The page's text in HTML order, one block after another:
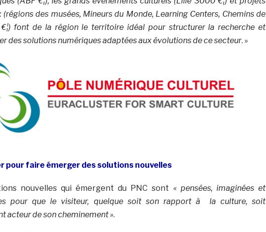
(régions des musées, Mineurs du Monde, Learning Centers, Chemins de
font de la région le territoire idéal pour structurer la recherche et
des solutions numériques adaptées aux évolutions de ce secteur. »
pour faire émerger des solutions nouvelles
nouvelles qui émergent du PNC sont « pensées, imaginées et
pour que le visiteur, quelque soit son rapport à la culture, soit
acteur de son cheminement ».